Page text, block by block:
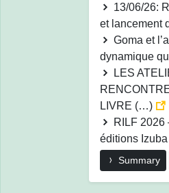
13/06/26:
et lancement
Goma et
dynamique
LES
LIVRE (…)
RILF 2026
éditions Izuba
Summary